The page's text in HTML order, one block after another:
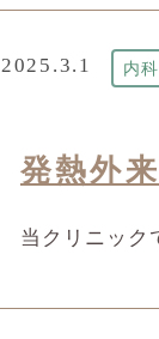
2025.3.1 内
発熱外
当クリニック